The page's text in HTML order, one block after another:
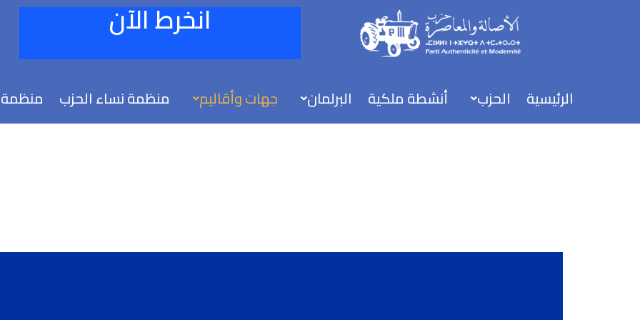
انخرط الآن
الرئيسية الحزب أنشطة ملكية البرلمان جهات وأقاليم منظمة نساء الحزب